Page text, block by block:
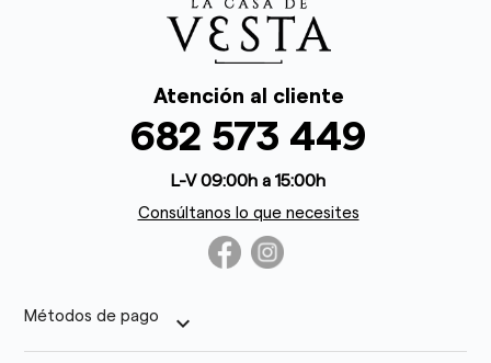
Atención al cliente
682 573 449
L-V 09:00h a 15:00h
Consúltanos lo que necesites
Métodos de pago keyboard_arrow_down